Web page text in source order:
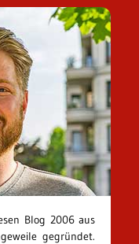
Blog 2006 aus
gegründet.